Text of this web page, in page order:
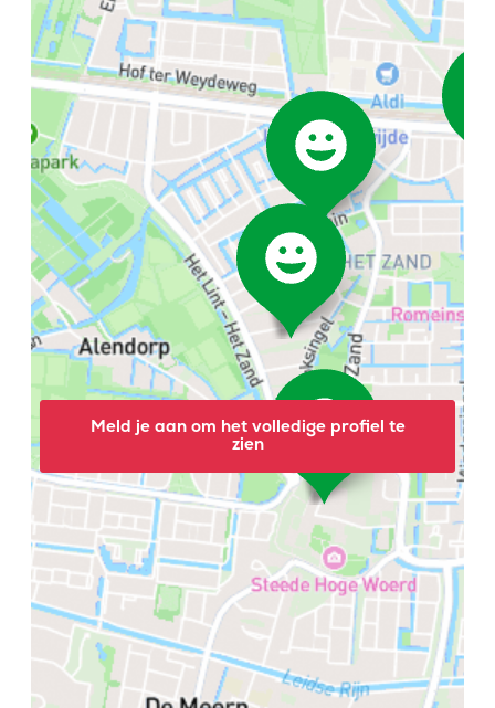
Meld je aan om het volledige profiel te
zien